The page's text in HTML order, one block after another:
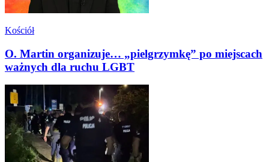
Kościół
O. Martin organizuje… „pielgrzymkę” po miejscach
ważnych dla ruchu LGBT